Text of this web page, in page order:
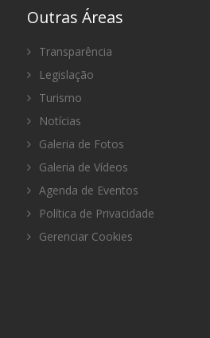
Outras Áreas
Transparência
Legislação
Turismo
Notícias
Galeria de Fotos
Galeria de Vídeos
Agenda de Eventos
Política de Privacidade
Gerenciar Cookies